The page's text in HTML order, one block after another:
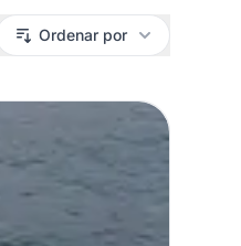
Ordenar por